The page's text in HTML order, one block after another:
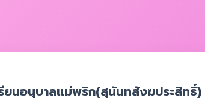
รียนอนุบาลแม่พริก(สุนันทสังฆประสิทธิ์)